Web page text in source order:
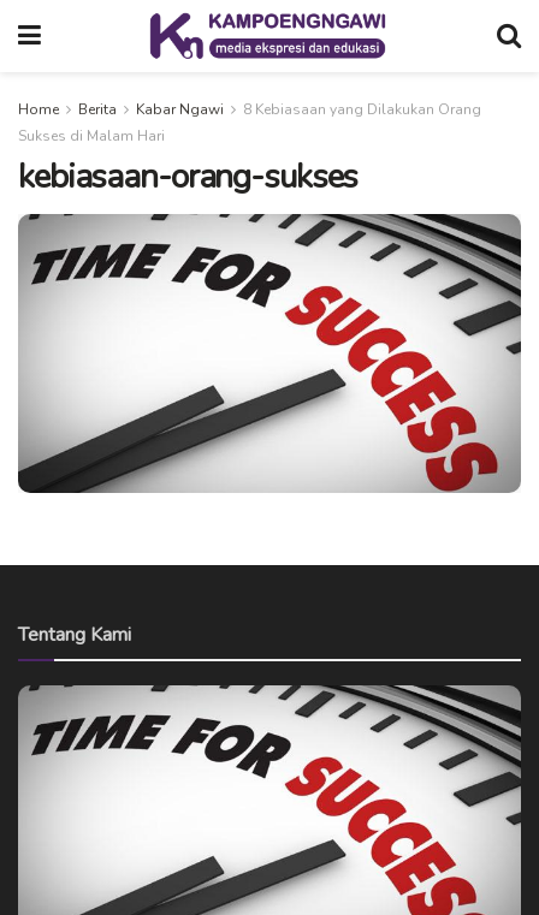
Home Berita Kabar Ngawi
8 Kebiasaan yang Dilakukan Orang
Sukses di Malam Hari
kebiasaan-orang-sukses
Tentang Kami